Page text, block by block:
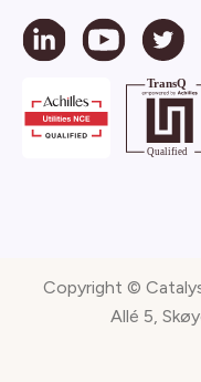
Copyright ©
Allé 5,